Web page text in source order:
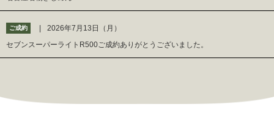
ご成約
2026年7月13日（月）
セブンスーパーライトR500ご成約ありがとうございました。